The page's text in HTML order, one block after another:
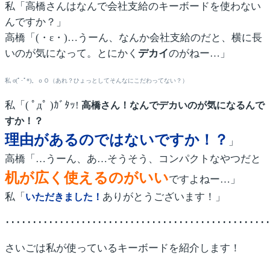
私「高橋さんはなんで会社支給のキーボードを使わない
んですか？」
高橋「(・ε・)…うーん、なんか会社支給のだと、横に長
いのが気になって。とにかく デカイのがねー…」
私 σ(ﾟ･ﾟ*)。ｏＯ（あれ？ひょっとしてそんなにこだわってない？）
私「( ﾟдﾟ )ｶﾞﾀｯ! 高橋さん！なんでデカいのが気になるんで
すか！？
理由があるのではないですか！？ 」
高橋「…うーん、あ…そうそう、コンパクトなやつだと
机が広く使えるのがいいですよねー…」
私「 いただきました！ ありがとうございます！」
････････････････････････････････････････････････
さいごは私が使っているキーボードを紹介します！